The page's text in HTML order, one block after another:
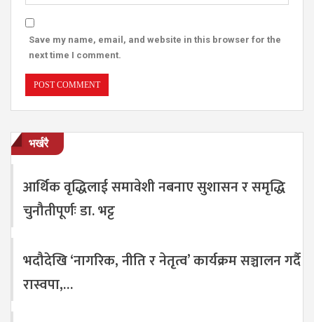
Save my name, email, and website in this browser for the
next time I comment.
भर्खरै
आर्थिक वृद्धिलाई समावेशी नबनाए सुशासन र समृद्धि
चुनौतीपूर्णः डा. भट्ट
भदौदेखि ‘नागरिक, नीति र नेतृत्व’ कार्यक्रम सञ्चालन गर्दै
रास्वपा,…